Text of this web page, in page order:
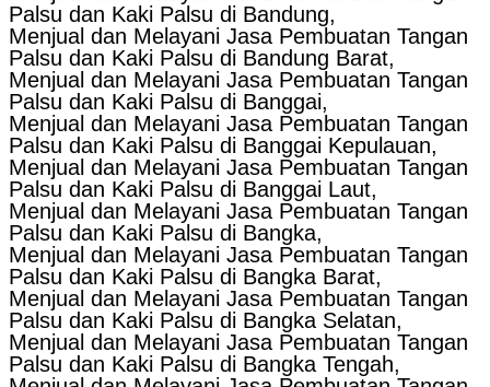
Palsu dan Kaki Palsu di Bandung,
Menjual dan Melayani Jasa Pembuatan Tangan
Palsu dan Kaki Palsu di Bandung Barat,
Menjual dan Melayani Jasa Pembuatan Tangan
Palsu dan Kaki Palsu di Banggai,
Menjual dan Melayani Jasa Pembuatan Tangan
Palsu dan Kaki Palsu di Banggai Kepulauan,
Menjual dan Melayani Jasa Pembuatan Tangan
Palsu dan Kaki Palsu di Banggai Laut,
Menjual dan Melayani Jasa Pembuatan Tangan
Palsu dan Kaki Palsu di Bangka,
Menjual dan Melayani Jasa Pembuatan Tangan
Palsu dan Kaki Palsu di Bangka Barat,
Menjual dan Melayani Jasa Pembuatan Tangan
Palsu dan Kaki Palsu di Bangka Selatan,
Menjual dan Melayani Jasa Pembuatan Tangan
Palsu dan Kaki Palsu di Bangka Tengah,